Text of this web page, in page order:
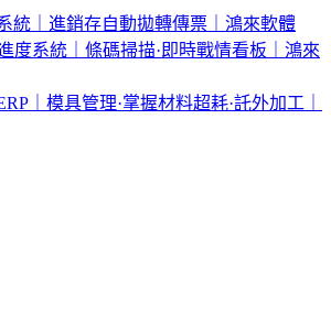
統｜進銷存自動拋轉傳票｜鴻來軟體
度系統｜條碼掃描·即時戰情看板｜鴻來
｜模具管理·掌握材料超耗·託外加工｜